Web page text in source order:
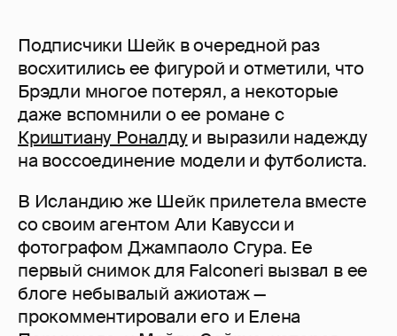
Подписчики Шейк в очередной раз
восхитились ее фигурой и отметили, что
Брэдли многое потерял, а некоторые
даже вспомнили о ее романе с
Криштиану Роналдуи выразили надежду
на воссоединение модели и футболиста.
В Исландию же Шейк прилетела вместе
со своим агентом Али Кавусси и
фотографом Джампаоло Сгура. Ее
первый снимок для Falconeri вызвал в ее
блоге небывалый ажиотаж —
прокомментировали его и Елена